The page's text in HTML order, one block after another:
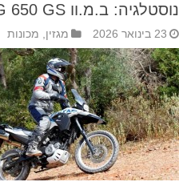
נוסטלגיה: ב.מ.וו G 650 GS סרטאו
23 בינואר 2026 מגזין, מכונות